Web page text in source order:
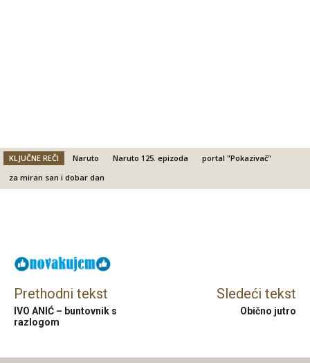
KLJUČNE REČI Naruto Naruto 125. epizoda
portal "Pokazivač"
za miran san i dobar dan
Prethodni tekst
IVO ANIĆ – buntovnik s
razlogom
Sledeći tekst
Obično jutro